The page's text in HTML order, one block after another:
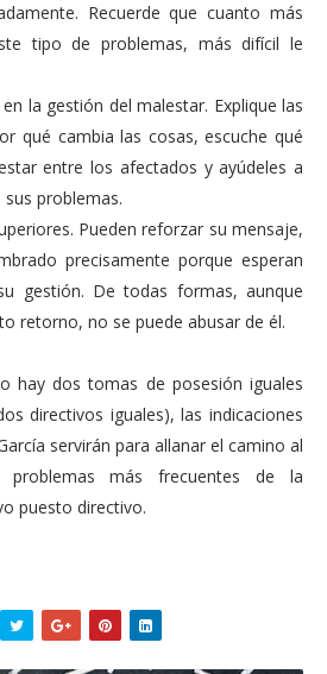
Recuerde que cuanto más
tipo de problemas, más difícil le
la gestión del malestar. Explique las
qué cambia las cosas, escuche qué
entre los afectados y ayúdeles a
problemas.
Pueden reforzar su mensaje,
precisamente porque esperan
gestión. De todas formas, aunque
retorno, no se puede abusar de él.
hay dos tomas de posesión iguales
directivos iguales), las indicaciones
servirán para allanar el camino al
más frecuentes de la
puesto directivo.